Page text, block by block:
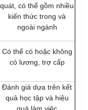
quát, có thể gồm nhiều
kiến thức trong và
ngoài ngành
Có thể có hoặc không
có lương, trợ cấp
Đánh giá dựa trên kết
quả học tập và hiệu
quả làm việc